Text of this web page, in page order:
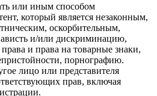
или иным способом
который является незаконным,
оскорбительным,
и/или дискриминацию,
и права на товарные знаки,
порнографию.
лицо или представителя
прав, включая